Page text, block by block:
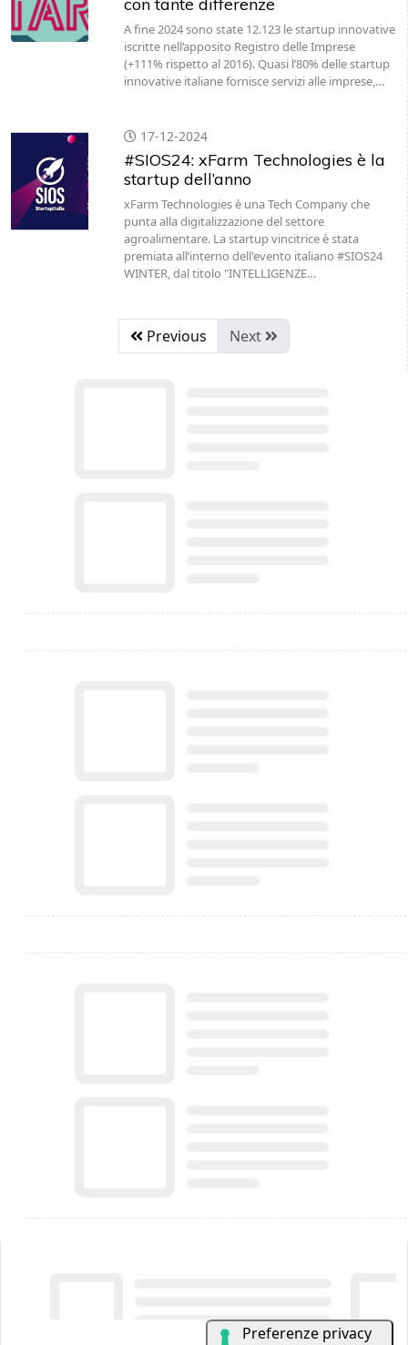
A fine 2024 sono state 12.123 le startup innovative
iscritte nell’apposito Registro delle Imprese
(+111% rispetto al 2016). Quasi l’80% delle startup
innovative italiane fornisce servizi alle imprese,…
17-12-2024
#SIOS24: xFarm Technologies è la
startup dell’anno
xFarm Technologies è una Tech Company che
punta alla digitalizzazione del settore
agroalimentare. La startup vincitrice è stata
premiata all’interno dell'evento italiano #SIOS24
WINTER, dal titolo "INTELLIGENZE…
Previous Next